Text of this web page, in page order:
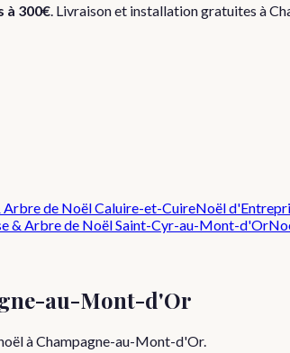
à 300€ . Livraison et installation gratuites à
Arbre de NoëlCaluire-et-CuireNoël
& Arbre de NoëlSaint-Cyr-au-Mont-d'Or
au-Mont-d'Or
àChampagne-au-Mont-d'Or.